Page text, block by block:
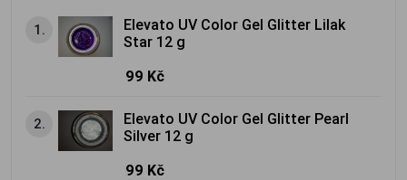
1.
Elevato UV Color Gel Glitter Lilak
Star 12 g
99 Kč
2.
Elevato UV Color Gel Glitter Pearl
Silver 12 g
99 Kč